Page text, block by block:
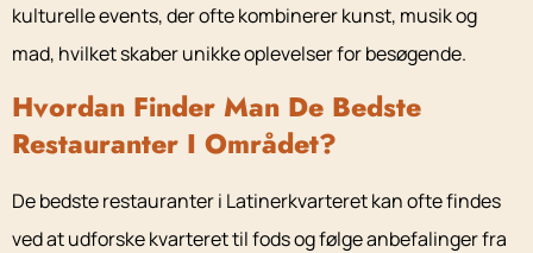
kulturelle events, der ofte kombinerer kunst, musik og
mad, hvilket skaber unikke oplevelser for besøgende.
Hvordan Finder Man De Bedste
Restauranter I Området?
De bedste restauranter i Latinerkvarteret kan ofte findes
ved at udforske kvarteret til fods og følge anbefalinger fra